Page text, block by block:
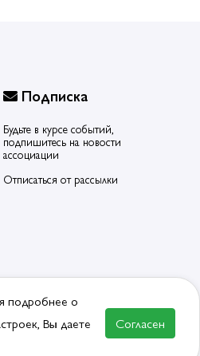
Подписка
Будьте в курсе событий,
подпишитесь на новости
ассоциации
Отписаться от рассылки
В АССОЦИАЦИЮ
подробнее о
Вы даете
Согласен